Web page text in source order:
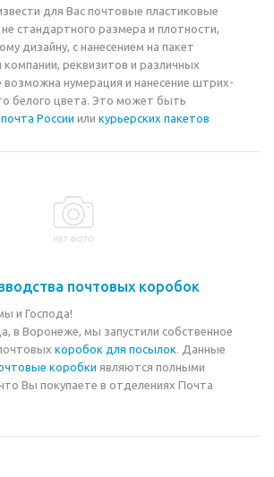
для Вас почтовые пластиковые
стандартного размера и плотности,
дизайну, с нанесением на пакет
компании, реквизитов и различных
возможна нумерация и нанесение штрих-
белого цвета. Это может быть
России или курьерских пакетов
почтовых коробок
и Господа!
в Воронеже, мы запустили собственное
коробок для посылок. Данные
коробки являются полными
Вы покупаете в отделениях Почта